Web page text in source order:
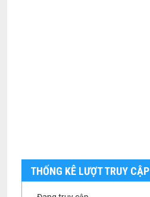
THỐNG KÊ LƯỢT TRUY CẬP